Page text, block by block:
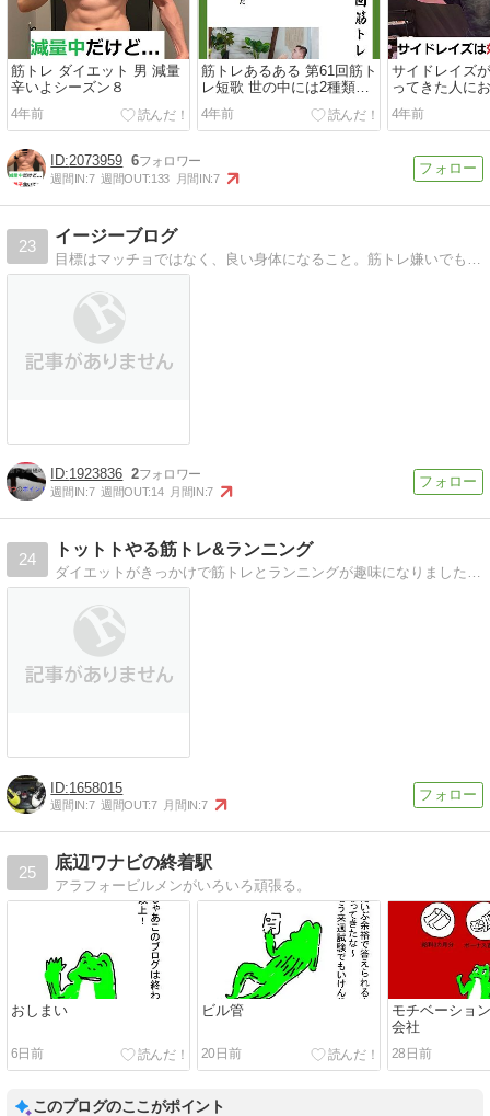
筋トレ ダイエット 男 減量
辛いよシーズン８
4年前
筋トレあるある 第61回筋ト
レ短歌 世の中には2種類の
腹筋しかいない…編
4年前
サイドレイズ
ってきた人に
ツ5選を紹介!!
4年前
2073959 6
週間IN:7 週間OUT:133 月間IN:7
23
イージーブログ
目標はマッチョではなく、良い身体になること。筋トレ嫌いでも継続できる方法や、初心者におすすめな内容を主に発信しています。
1923836 2
週間IN:7 週間OUT:14 月間IN:7
24
トットトやる筋トレ&ランニング
ダイエットがきっかけで筋トレとランニングが趣味になりました。筋トレは12年12月27日から、ランニングは12年9月1日から開始しました。
1658015
週間IN:7 週間OUT:7 月間IN:7
25
底辺ワナビの終着駅
アラフォービルメンがいろいろ頑張る。
おしまい
6日前
ビル管
20日前
モチベーショ
会社
28日前
このブログのここがポイント